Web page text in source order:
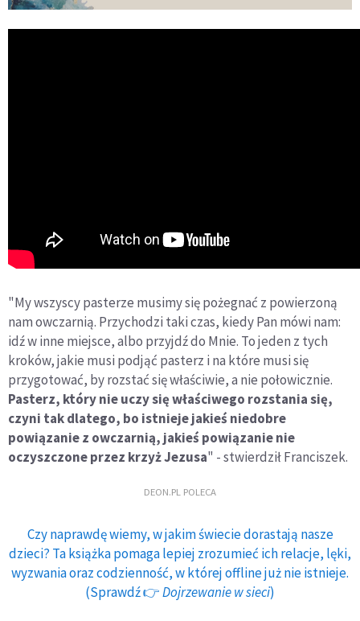
"My wszyscy pasterze musimy się pożegnać z powierzoną
nam owczarnią. Przychodzi taki czas, kiedy Pan mówi nam:
idź w inne miejsce, albo przyjdź do Mnie. To jeden z tych
kroków, jakie musi podjąć pasterz i na które musi się
przygotować, by rozstać się właściwie, a nie połowicznie.
Pasterz, który nie uczy się właściwego rozstania się,
czyni tak dlatego, bo istnieje jakieś niedobre
powiązanie z owczarnią, jakieś powiązanie nie
oczyszczone przez krzyż Jezusa" - stwierdził Franciszek.
DEON.PL POLECA
Czy naprawdę wiemy, w jakim świecie dorastają nasze
dzieci? Ta książka pomaga lepiej zrozumieć ich relacje, lęki,
wyzwania oraz codzienność, w której offline już nie istnieje.
(Sprawdź 👉Dojrzewanie w sieci)